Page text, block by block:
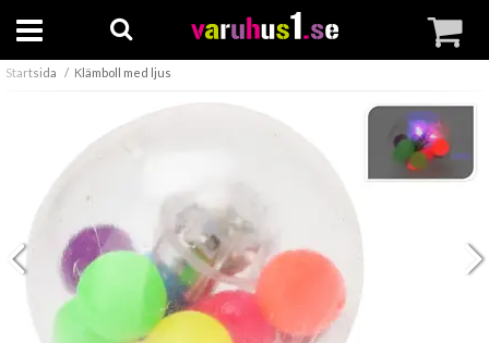
Startsida Klämboll med ljus